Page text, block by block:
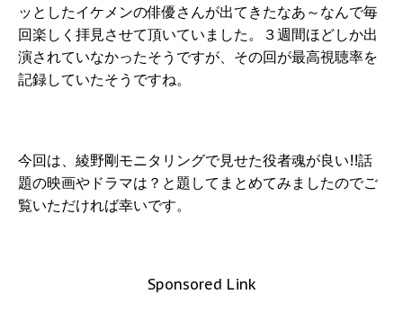
ッとしたイケメンの俳優さんが出てきたなあ～なんで毎
回楽しく拝見させて頂いていました。３週間ほどしか出
演されていなかったそうですが、その回が最高視聴率を
記録していたそうですね。
今回は、綾野剛モニタリングで見せた役者魂が良い!!話
題の映画やドラマは？と題してまとめてみましたのでご
覧いただければ幸いです。
Sponsored Link